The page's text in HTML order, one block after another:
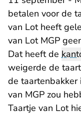
betalen voor de
van Lot heeft
van Lot MGP
Dat heeft de
weigerde de
de taartenbakker
van MGP zou
Taartje van Lot